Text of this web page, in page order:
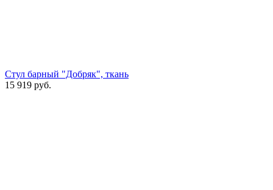
Стул барный "Добряк", ткань
15 919 руб.